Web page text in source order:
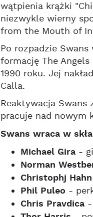
wątpienia krążki
niezwykle wierny
from the Mouth of
Po rozpadzie
formację The
1990 roku. Jej
Calla.
Reaktywacja Swans
pracuje nad nowym
Swans wraca w
Michael Gira-
Norman
Christophj Hahn
Phil Puleo -
Chris Pravdica-